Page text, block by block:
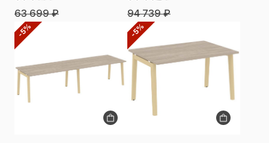
63 699 ₽
94 739 ₽
-5% -5%